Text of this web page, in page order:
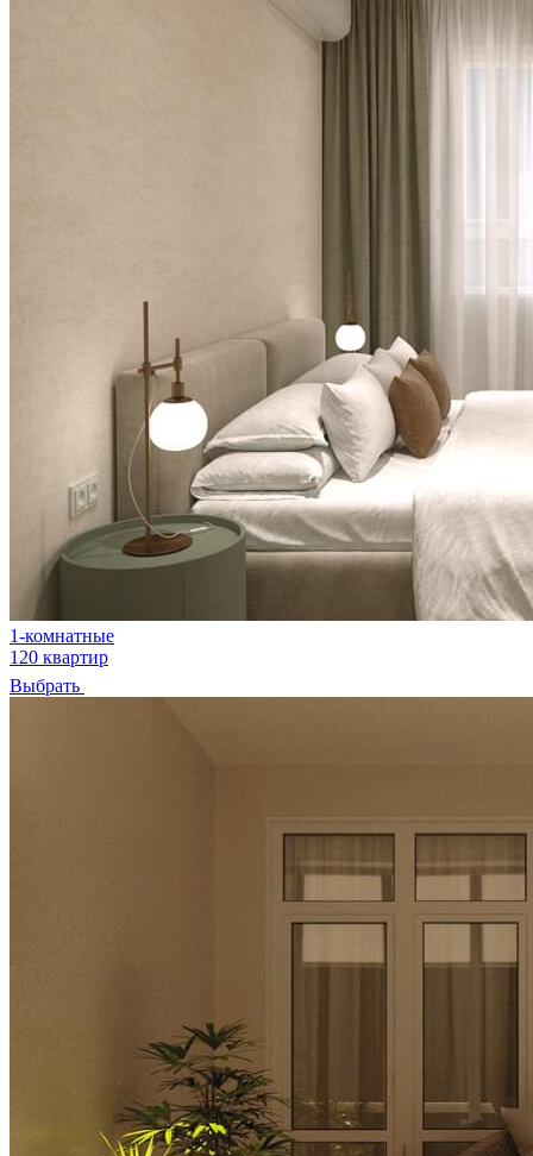
1-комнатные
120 квартир
Выбрать